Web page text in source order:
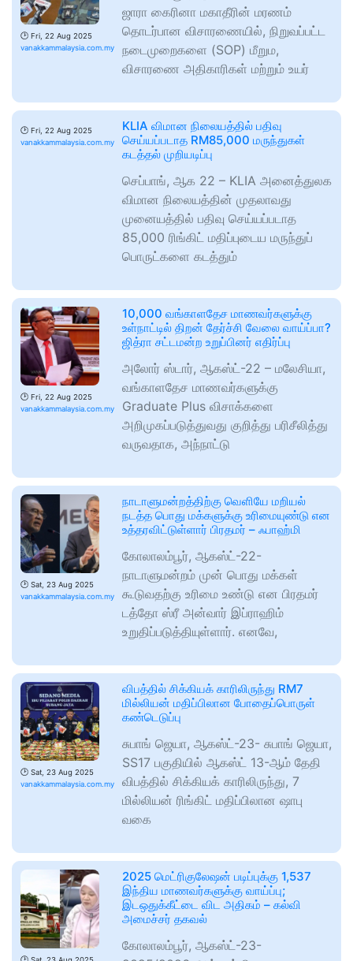
🕑 Fri, 22 Aug 2025
vanakkammalaysia.com.my
ஜாரா கைரினா மகாதீரின் மரணம்
தொடர்பான விசாரணையில், நிறுவப்பட்ட
நடைமுறைகளை (SOP) மீறும,
விசாரணை அதிகாரிகள் மற்றும் உயர்
🕑 Fri, 22 Aug 2025
vanakkammalaysia.com.my
KLIA விமான நிலையத்தில் பதிவு
செய்யப்படாத RM85,000 மருந்துகள்
கடத்தல் முறியடிப்பு
செப்பாங், ஆக 22 – KLIA அனைத்துலக
விமான நிலையத்தின் முதலாவது
முனையத்தில் பதிவு செய்யப்படாத
85,000 ரிங்கிட் மதிப்புடைய மருந்துப்
பொருட்களை கடத்தும்
🕑 Fri, 22 Aug 2025
vanakkammalaysia.com.my
10,000 வங்காளதேச மாணவர்களுக்கு
உள்நாட்டில் திறன் தேர்ச்சி வேலை வாய்ப்பா?
ஜித்ரா சட்டமன்ற உறுப்பினர் எதிர்ப்பு
அலோர் ஸ்டார், ஆகஸ்ட்-22 – மலேசியா,
வங்காளதேச மாணவர்களுக்கு
Graduate Plus விசாக்களை
அறிமுகப்படுத்துவது குறித்து பரிசீலித்து
வருவதாக, அந்நாட்டு
🕑 Sat, 23 Aug 2025
vanakkammalaysia.com.my
நாடாளுமன்றத்திற்கு வெளியே மறியல்
நடத்த பொது மக்களுக்கு உரிமையுண்டு என
உத்தரவிட்டுள்ளார் பிரதமர் – ஃபாஹ்மி
கோலாலம்பூர், ஆகஸ்ட்-22-
நாடாளுமன்றம் முன் பொது மக்கள்
கூடுவதற்கு உரிமை உண்டு என பிரதமர்
டத்தோ ஸ்ரீ அன்வார் இப்ராஹிம்
உறுதிப்படுத்தியுள்ளார். எனவே,
🕑 Sat, 23 Aug 2025
vanakkammalaysia.com.my
விபத்தில் சிக்கியக் காரிலிருந்து RM7
மில்லியன் மதிப்பிலான போதைப்பொருள்
கண்டெடுப்பு
சுபாங் ஜெயா, ஆகஸ்ட்-23- சுபாங் ஜெயா,
SS17 பகுதியில் ஆகஸ்ட் 13-ஆம் தேதி
விபத்தில் சிக்கியக் காரிலிருந்து, 7
மில்லியன் ரிங்கிட் மதிப்பிலான ஷாபு
வகை
2025 மெட்ரிகுலேஷன் படிப்புக்கு 1,537
இந்திய மாணவர்களுக்கு வாய்ப்பு;
இடஒதுக்கீட்டை விட அதிகம் – கல்வி
அமைச்சர் தகவல்
கோலாலம்பூர், ஆகஸ்ட்-23-